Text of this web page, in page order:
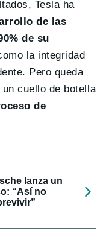
Tesla ha
de las
de su
la integridad
Pero queda
cuello de botella
de
lanza un
“Así no